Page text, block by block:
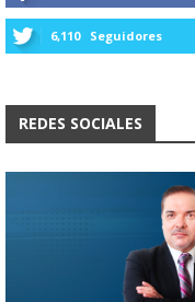
6,110 Seguidores
REDES SOCIALES